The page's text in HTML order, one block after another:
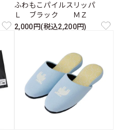
ふわもこパイルスリッパ
Ｌ ブラック ＭＺ
2,000円(税込2,200円)